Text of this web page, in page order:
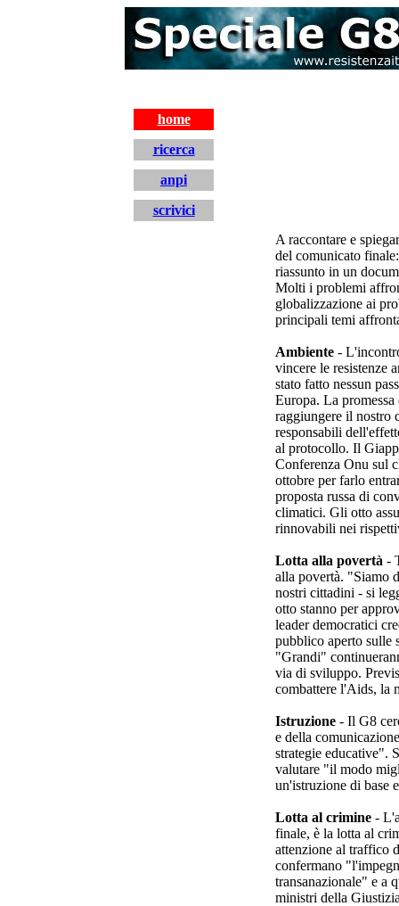
home
A raccontare e
del comunicato
riassunto in un
Molti i problemi
globalizzazione ai
principali temi
Ambiente -
vincere le resistenze
stato fatto nessun
Europa. La
raggiungere il nostro
responsabili
al protocollo. Il
Conferenza Onu sul
ottobre per farlo
proposta russa di
climatici. Gli otto
rinnovabili nei
Lotta alla povertà -
alla povertà. "Siamo
nostri cittadini - si
otto stanno per
leader democratici
pubblico aperto sulle
"Grandi"
via di sviluppo.
combattere l'Aids, la
Istruzione - Il G8
e della
strategie educative".
valutare "il modo
un'istruzione di base
Lotta al crimine -
finale, è la lotta al
attenzione al traffico
confermano
transanazionale" e a
ministri della
ricerca
anpi
scrivici